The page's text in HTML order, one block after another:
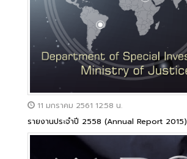
11 มกราคม 2561 12:58 น.
รายงานประจำปี 2558 (Annual Report 2015)